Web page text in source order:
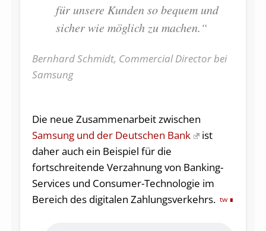
für unsere Kunden so bequem und
sicher wie möglich zu machen.“
Bernhard Schmidt, Commercial Director bei
Samsung
Die neue Zusammenarbeit zwischen
Samsung und der Deutschen Bank
ist
daher auch ein Beispiel für die
fortschreitende Verzahnung von Banking-
Services und Consumer-Technologie im
Bereich des digitalen Zahlungsverkehrs. tw